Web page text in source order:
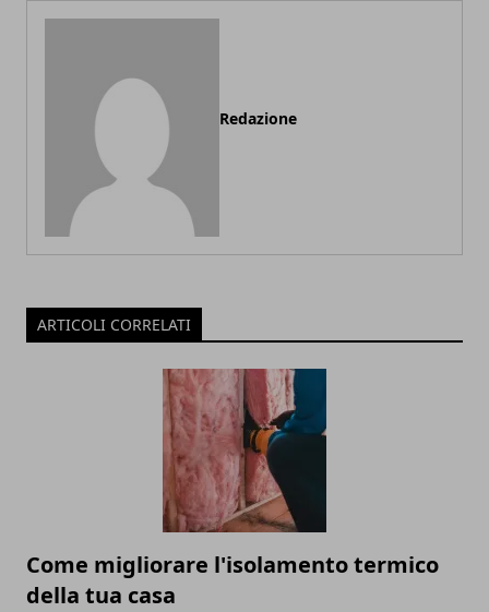
Redazione
ARTICOLI CORRELATI
Come migliorare l'isolamento termico
della tua casa